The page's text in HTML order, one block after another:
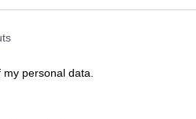
personal data.
για ρήξη στις